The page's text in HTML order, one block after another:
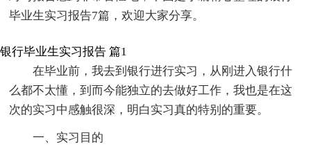
毕业生实习报告7篇，欢迎大家分享。
银行毕业生实习报告 篇1
在毕业前，我去到银行进行实习，从刚进入银行什
么都不太懂，到而今能独立的去做好工作，我也是在这
次的实习中感触很深，明白实习真的特别的重要。
一、实习目的